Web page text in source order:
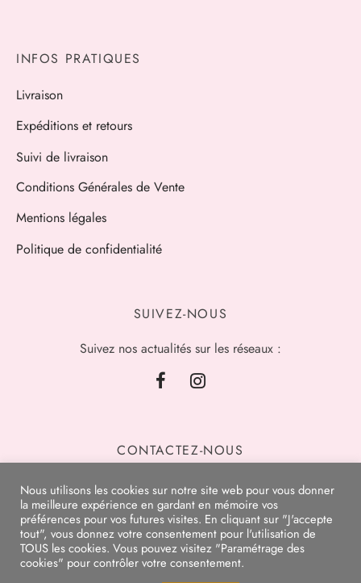
INFOS PRATIQUES
Livraison
Expéditions et retours
Suivi de livraison
Conditions Générales de Vente
Mentions légales
Politique de confidentialité
SUIVEZ-NOUS
Suivez nos actualités sur les réseaux :
CONTACTEZ-NOUS
Nous utilisons les cookies sur notre site web pour vous donner
la meilleure expérience en gardant en mémoire vos
préférences pour vos futures visites. En cliquant sur "J'accepte
tout", vous donnez votre consentement pour l'utilisation de
TOUS les cookies. Vous pouvez visitez "Paramétrage des
cookies" pour contrôler votre consentement.